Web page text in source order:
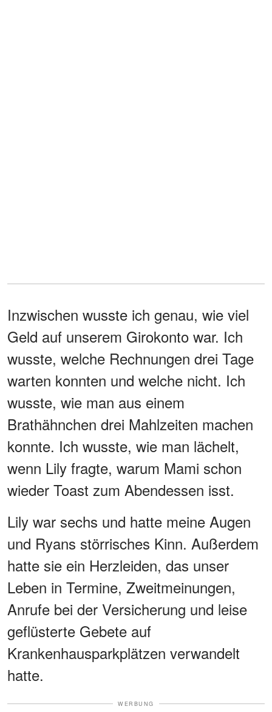
Inzwischen wusste ich genau, wie viel
Geld auf unserem Girokonto war. Ich
wusste, welche Rechnungen drei Tage
warten konnten und welche nicht. Ich
wusste, wie man aus einem
Brathähnchen drei Mahlzeiten machen
konnte. Ich wusste, wie man lächelt,
wenn Lily fragte, warum Mami schon
wieder Toast zum Abendessen isst.
Lily war sechs und hatte meine Augen
und Ryans störrisches Kinn. Außerdem
hatte sie ein Herzleiden, das unser
Leben in Termine, Zweitmeinungen,
Anrufe bei der Versicherung und leise
geflüsterte Gebete auf
Krankenhausparkplätzen verwandelt
hatte.
WERBUNG